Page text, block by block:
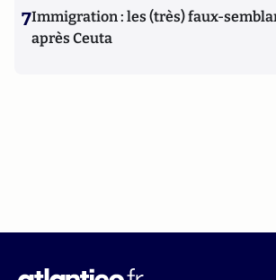
7Immigration : les (très) faux-
après Ceuta